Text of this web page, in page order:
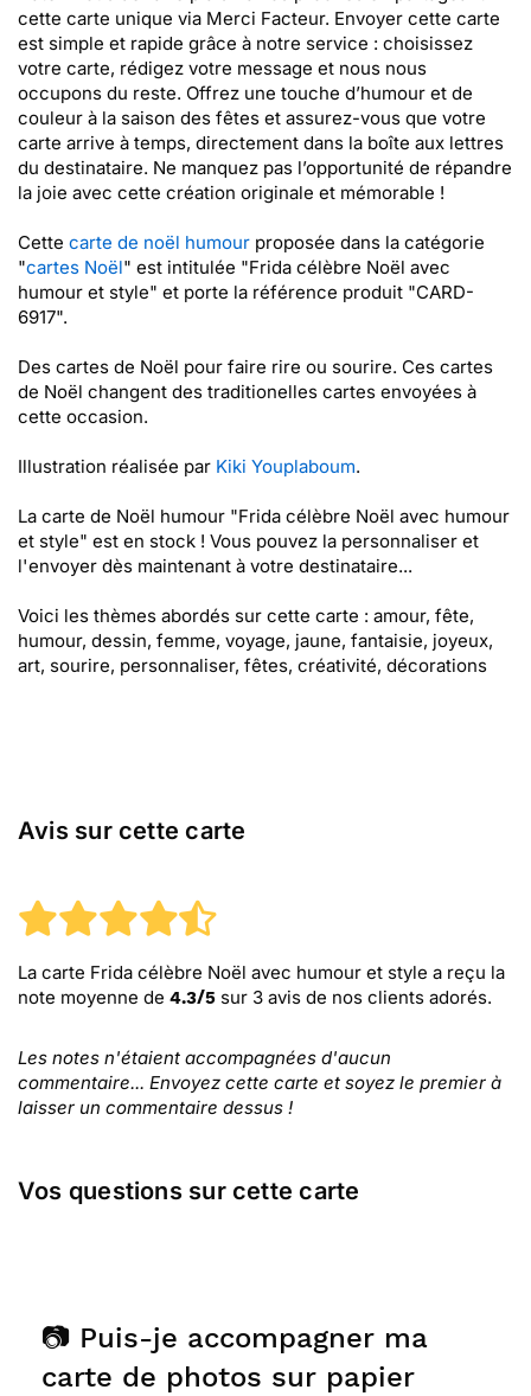
cette carte unique via Merci Facteur. Envoyer cette carte
est simple et rapide grâce à notre service : choisissez
votre carte, rédigez votre message et nous nous
occupons du reste. Offrez une touche d’humour et de
couleur à la saison des fêtes et assurez-vous que votre
carte arrive à temps, directement dans la boîte aux lettres
du destinataire. Ne manquez pas l’opportunité de répandre
la joie avec cette création originale et mémorable !
Cette carte de noël humour proposée dans la catégorie
"cartes Noël" est intitulée "Frida célèbre Noël avec
humour et style" et porte la référence produit "CARD-
6917".
Des cartes de Noël pour faire rire ou sourire. Ces cartes
de Noël changent des traditionelles cartes envoyées à
cette occasion.
Illustration réalisée par Kiki Youplaboum.
La carte de Noël humour "Frida célèbre Noël avec humour
et style" est en stock ! Vous pouvez la personnaliser et
l'envoyer dès maintenant à votre destinataire...
Voici les thèmes abordés sur cette carte : amour, fête,
humour, dessin, femme, voyage, jaune, fantaisie, joyeux,
art, sourire, personnaliser, fêtes, créativité, décorations
Avis sur cette carte
La carte Frida célèbre Noël avec humour et style a reçu la
note moyenne de 4.3/5 sur 3 avis de nos clients adorés.
Les notes n'étaient accompagnées d'aucun
commentaire... Envoyez cette carte et soyez le premier à
laisser un commentaire dessus !
Vos questions sur cette carte
📷 Puis-je accompagner ma
carte de photos sur papier